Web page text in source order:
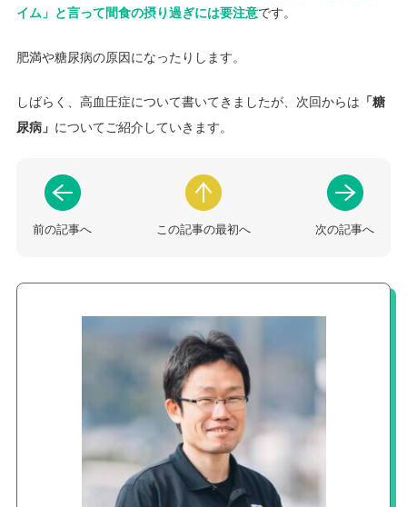
イム」と言って間食の摂り過ぎには要注意です。
肥満や糖尿病の原因になったりします。
しばらく、高血圧症について書いてきましたが、次回からは 「糖
尿病」 についてご紹介していきます。
前の記事へ この記事の最初へ 次の記事へ